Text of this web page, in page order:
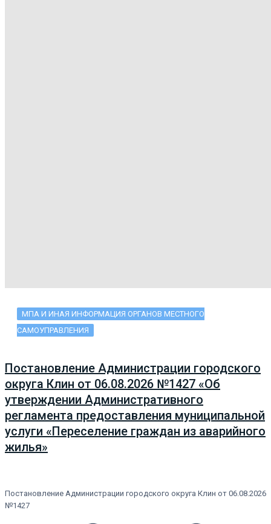
МПА И ИНАЯ ИНФОРМАЦИЯ ОРГАНОВ МЕСТНОГО
САМОУПРАВЛЕНИЯ
Постановление Администрации городского
округа Клин от 06.08.2026 №1427 «Об
утверждении Административного
регламента предоставления муниципальной
услуги «Переселение граждан из аварийного
жилья»
Постановление Администрации городского округа Клин от 06.08.2026
№1427